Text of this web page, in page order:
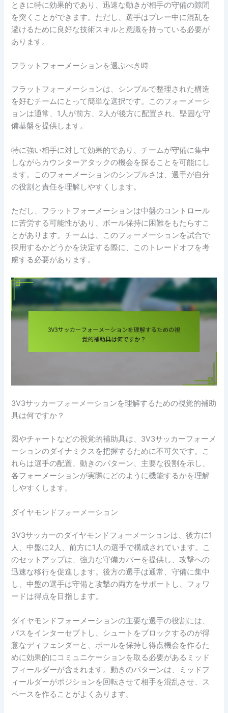
ときに特に効果的であり、迅速な動きが相手の守備の隙間
を突くことができます。ただし、選手はプレー中に混乱を
避けるために良好な技術スキルと意識を持っている必要が
あります。
フラットフォーメーションを選ぶべき時
フラットフォーメーションは、シンプルで整理された構造
を好むチームにとって簡単な選択です。このフォーメーシ
ョンは通常、1人が前方、2人が後方に配置され、堅固な守
備基盤を提供します。
特に強い相手に対して効果的であり、チームが守備に集中
しながらカウンターアタックの機会を探ることを可能にし
ます。このフォーメーションのシンプルさは、選手が自分
の役割と責任を理解しやすくします。
ただし、フラットフォーメーションは中盤のコントロール
に苦労する可能性があり、ボール保持に困難をもたらすこ
とがあります。チームは、このフォーメーションを試合で
採用するかどうかを決定する際に、このトレードオフを考
慮する必要があります。
3V3サッカーフォーメーションを理解するための視覚的補助
具は何ですか？
図やチャートなどの視覚的補助具は、3V3サッカーフォーメ
ーションのダイナミクスを把握するために不可欠です。こ
れらは選手の配置、動きのパターン、主要な役割を示し、
各フォーメーションが実際にどのように機能するかを理解
しやすくします。
ダイヤモンドフォーメーション
3V3サッカーのダイヤモンドフォーメーションは、後方に1
人、中盤に2人、前方に1人の選手で構成されています。こ
のセットアップは、強力な守備カバーを提供し、攻撃への
迅速な移行を促進します。後方の選手は通常、守備に集中
し、中盤の選手は守備と攻撃の両方をサポートし、フォワ
ードは得点を目指します。
ダイヤモンドフォーメーションの主要な選手の役割には、
パスをインターセプトし、シュートをブロックするのが得
意なディフェンダーと、ボールを保持し得点機会を作るた
めに効果的にコミュニケーションを取る必要があるミッド
フィールダーが含まれます。動きのパターンは、ミッドフ
ィールダーがポジションを回転させて相手を混乱させ、ス
ペースを作ることがよくあります。